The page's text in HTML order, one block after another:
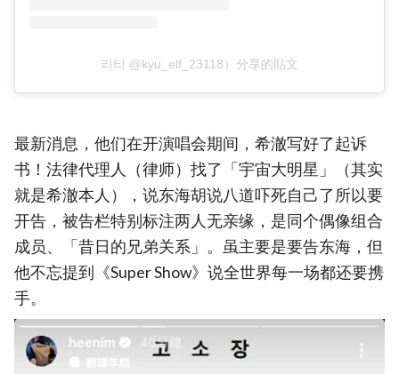
리티 @kyu_elf_23118）分享的貼文
最新消息，他们在开演唱会期间，希澈写好了起诉
书！法律代理人（律师）找了「宇宙大明星」（其实
就是希澈本人），说东海胡说八道吓死自己了所以要
开告，被告栏特别标注两人无亲缘，是同个偶像组合
成员、「昔日的兄弟关系」。虽主要是要告东海，但
他不忘提到《Super Show》说全世界每一场都还要携
手。